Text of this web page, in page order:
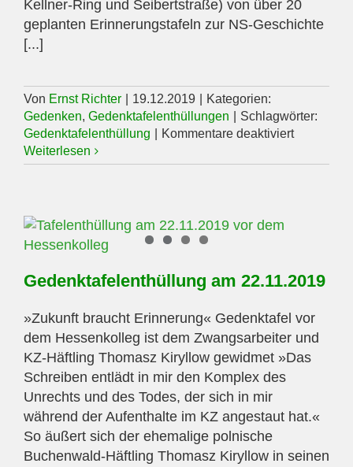
Kellner-Ring und Seibertstraße) von über 20
geplanten Erinnerungstafeln zur NS-Geschichte
[...]
Von Ernst Richter 19.12.2019
Kategorien:
Gedenken, Gedenktafelenthüllungen
Schlagwörter:
Gedenktafelenthüllung
Kommentare deaktiviertfür
am
Weiterlesen
Gedenktafelenthüllung am 22.11.2019
»Zukunft braucht Erinnerung« Gedenktafel vor
dem Hessenkolleg ist dem Zwangsarbeiter und
KZ-Häftling Thomasz Kiryllow gewidmet »Das
Schreiben entlädt in mir den Komplex des
Unrechts und des Todes, der sich in mir
während der Aufenthalte im KZ angestaut hat.«
So äußert sich der ehemalige polnische
Buchenwald-Häftling Thomasz Kiryllow in seinen